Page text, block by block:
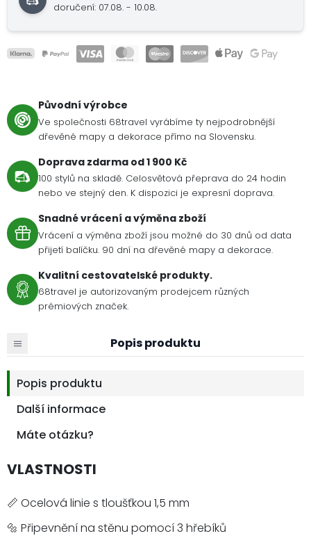
doručení: 07.08. - 10.08.
Původní výrobce
Ve společnosti 68travel vyrábíme ty nejpodrobnější
dřevěné mapy a dekorace přímo na Slovensku.
Doprava zdarma od 1 900 Kč
100 stylů na skladě. Celosvětová přeprava do 24 hodin
nebo ve stejný den. K dispozici je expresní doprava.
Snadné vrácení a výměna zboží
Vrácení a výměna zboží jsou možné do 30 dnů od data
přijetí balíčku. 90 dní na dřevěné mapy a dekorace.
Kvalitní cestovatelské produkty.
68travel je autorizovaným prodejcem různých
prémiových značek.
Popis produktu
Popis produktu
Další informace
Máte otázku?
VLASTNOSTI
📏 Ocelová linie s tloušťkou 1,5 mm
🔩 Připevnění na stěnu pomocí 3 hřebíků